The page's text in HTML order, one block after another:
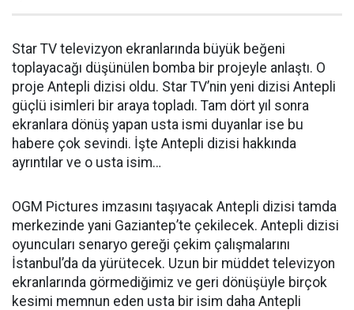
Star TV televizyon ekranlarında büyük beğeni
toplayacağı düşünülen bomba bir projeyle anlaştı. O
proje Antepli dizisi oldu. Star TV’nin yeni dizisi Antepli
güçlü isimleri bir araya topladı. Tam dört yıl sonra
ekranlara dönüş yapan usta ismi duyanlar ise bu
habere çok sevindi. İşte Antepli dizisi hakkında
ayrıntılar ve o usta isim…
OGM Pictures imzasını taşıyacak Antepli dizisi tamda
merkezinde yani Gaziantep’te çekilecek. Antepli dizisi
oyuncuları senaryo gereği çekim çalışmalarını
İstanbul’da da yürütecek. Uzun bir müddet televizyon
ekranlarında görmediğimiz ve geri dönüşüyle birçok
kesimi memnun eden usta bir isim daha Antepli